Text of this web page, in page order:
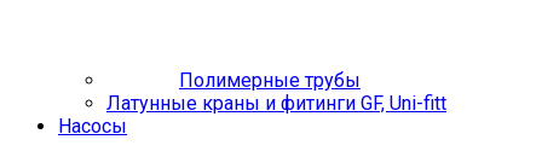
Полимерные трубы
Латунные краны и фитинги GF, Uni-fitt
Насосы